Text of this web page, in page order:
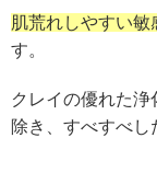
肌荒れしやすい
す。
クレイの優れた浄
除き、すべすべし